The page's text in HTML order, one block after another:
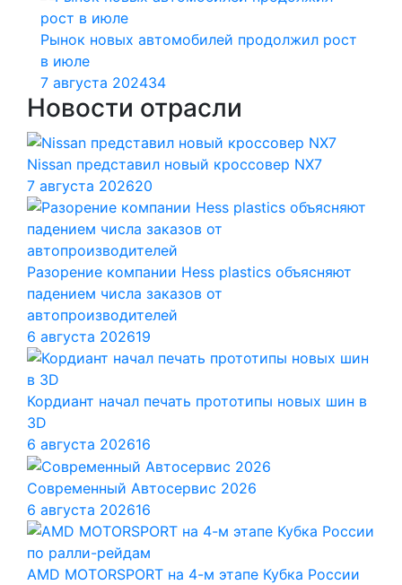
Рынок новых автомобилей продолжил рост
в июле
7 августа 202434
Новости отрасли
Nissan представил новый кроссовер NX7
7 августа 202620
Разорение компании Hess plastics объясняют
падением числа заказов от
автопроизводителей
6 августа 202619
Кордиант начал печать прототипы новых шин в
3D
6 августа 202616
Современный Автосервис 2026
6 августа 202616
AMD MOTORSPORT на 4-м этапе Кубка России